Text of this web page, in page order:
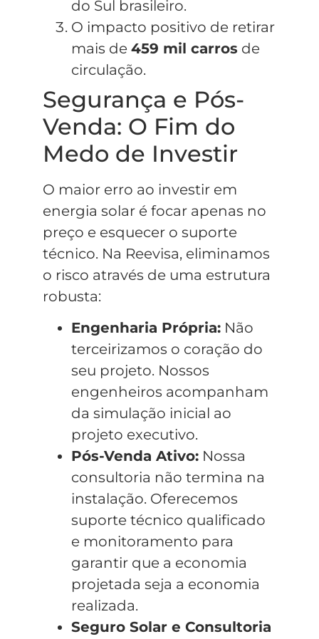
do Sul brasileiro.
O impacto positivo de retirar
mais de 459 mil carros de
circulação.
Segurança e Pós-
Venda: O Fim do
Medo de Investir
O maior erro ao investir em
energia solar é focar apenas no
preço e esquecer o suporte
técnico. Na Reevisa, eliminamos
o risco através de uma estrutura
robusta:
Engenharia Própria: Não
terceirizamos o coração do
seu projeto. Nossos
engenheiros acompanham
da simulação inicial ao
projeto executivo.
Pós-Venda Ativo: Nossa
consultoria não termina na
instalação. Oferecemos
suporte técnico qualificado
e monitoramento para
garantir que a economia
projetada seja a economia
realizada.
Seguro Solar e Consultoria